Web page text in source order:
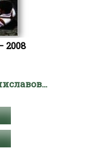
2008
Бенедиктов Кирилл Станиславович